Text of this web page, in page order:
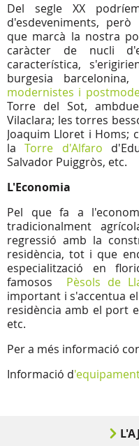
Del segle XX
d'esdeveniments,
que marcà la nostra
caràcter de nucli
característica,
burgesia barcelonina,
modernistes i
Torre del Sot,
Vilaclara; les torres
Joaquim Lloret i Homs;
laTorre d'Alfaro
Salvador Puiggròs, etc.
L'Economia
Pel que fa a
tradicionalment
regressió amb la
residència, tot i que
especialització en
famosos Pèsols de
important i s'accentua
residència amb el port
etc.
Per a més informació
Informació d